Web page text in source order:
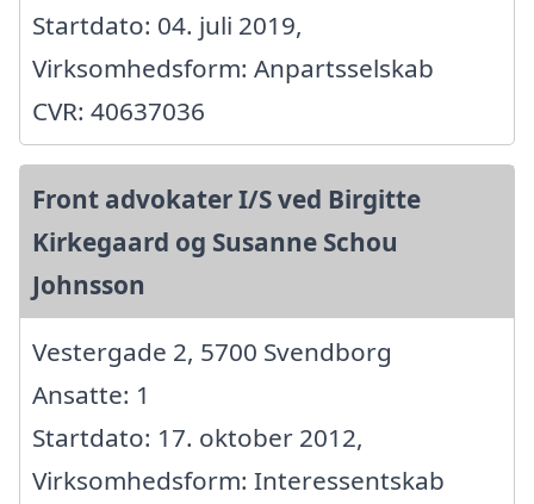
Startdato: 04. juli 2019,
Virksomhedsform: Anpartsselskab
CVR: 40637036
Front advokater I/S ved Birgitte
Kirkegaard og Susanne Schou
Johnsson
Vestergade 2, 5700 Svendborg
Ansatte: 1
Startdato: 17. oktober 2012,
Virksomhedsform: Interessentskab